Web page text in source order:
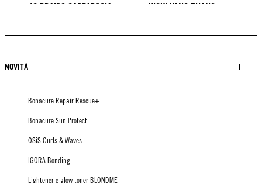
40 BRAIDS CAPPADOCIA KICKI YANG ZHANG
TUSH
NOVITÀ
Bonacure Repair Rescue+
Bonacure Sun Protect
OSiS Curls & Waves
IGORA Bonding
Lightener e glow toner BLONDME